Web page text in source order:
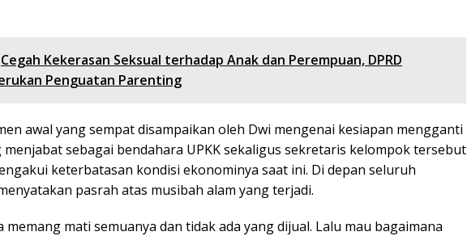
Cegah Kekerasan Seksual terhadap Anak dan Perempuan, DPRD
Penguatan Parenting
awal yang sempat disampaikan oleh Dwi mengenai kesiapan mengganti
sebagai bendahara UPKK sekaligus sekretaris kelompok tersebut
keterbatasan kondisi ekonominya saat ini. Di depan seluruh
pasrah atas musibah alam yang terjadi.
memang mati semuanya dan tidak ada yang dijual. Lalu mau bagaimana